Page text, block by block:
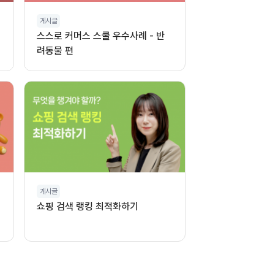
게시글
스스로 커머스 스쿨 우수사례 - 반
려동물 편
게시글
쇼핑 검색 랭킹 최적화하기